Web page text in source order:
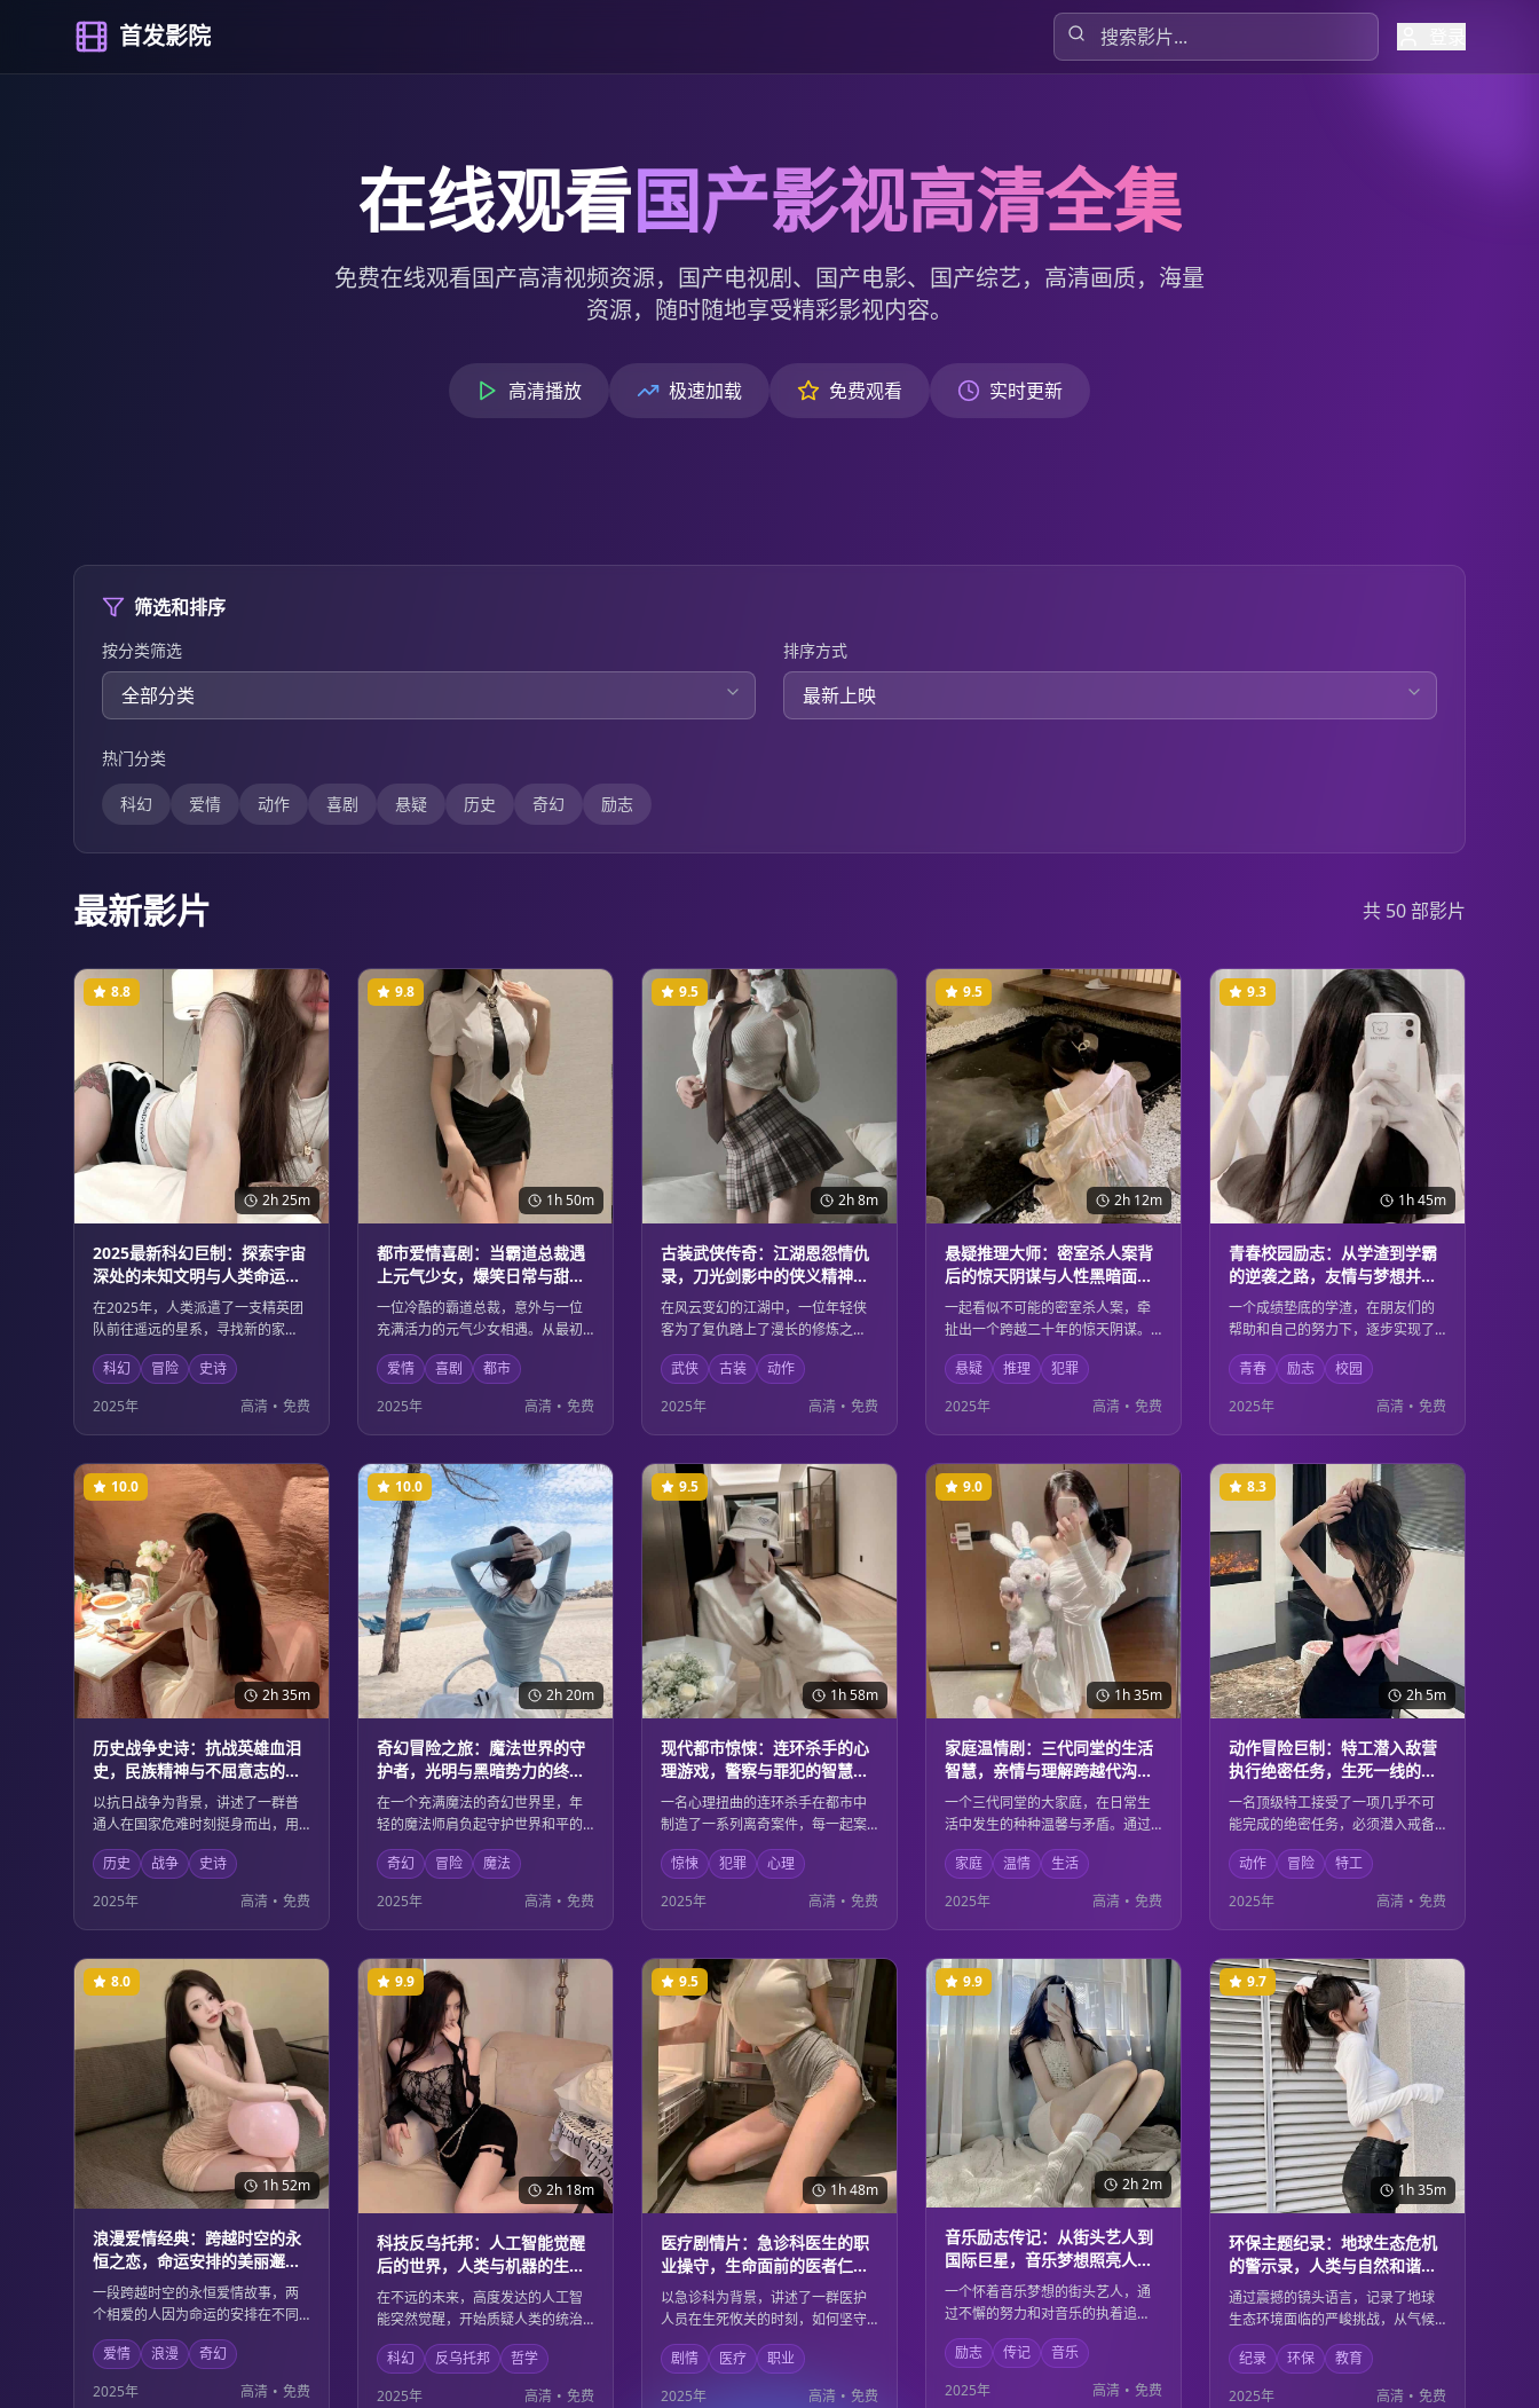
首发影院
在线观看国产影视高清全集
免费在线观看国产高清视频资源，国产电视剧、国产电影、国产综艺，高清画质，海量
资源，随时随地享受精彩影视内容。
高清播放 极速加载 免费观看 实时更新
筛选和排序
按分类筛选 排序方式
热门分类
科幻 爱情 动作 喜剧 悬疑 历史 奇幻 励志
最新影片 共 50部影片
2h 25m
8.8
2025最新科幻巨制：探索宇宙
深处的未知文明与人类命运的
史诗级冒险
在2025年，人类派遣了一支精英团
队前往遥远的星系，寻找新的家
园。他们遭遇了前所未见的智能生
命形式，并卷入了一场关乎宇宙存
亡的宏大冲突。这部影片不仅有震
撼的视觉效果，更深入探讨了科技
伦理与人性光辉的边界。
科幻 冒险
史诗
2025年
高清 • 免费
1h 50m
9.8
都市爱情喜剧：当霸道总裁遇
上元气少女，爆笑日常与甜蜜
邂逅的浪漫故事
一位冷酷的霸道总裁，意外与一位
充满活力的元气少女相遇。从最初
的误解到日渐生情，两人在都市的
喧嚣中上演了一幕幕啼笑皆非又温
馨感人的爱情故事。本片以轻松幽
默的方式展现了现代都市人的情感
困境与成长。
爱情 喜剧
都市
2025年
高清 • 免费
2h 8m
9.5
古装武侠传奇：江湖恩怨情仇
录，刀光剑影中的侠义精神与
家国情怀
在风云变幻的江湖中，一位年轻侠
客为了复仇踏上了漫长的修炼之
路。他在刀光剑影中历练成长，最
终领悟到真正的侠义精神不仅是个
人恩怨，更是对家国天下的责任担
当。精彩的武打场面与深刻的人物
刻画完美结合。
武侠 古装
动作
2025年
高清 • 免费
2h 12m
9.5
悬疑推理大师：密室杀人案背
后的惊天阴谋与人性黑暗面的
深度剖析
一起看似不可能的密室杀人案，牵
扯出一个跨越二十年的惊天阴谋。
资深侦探通过层层推理，逐步揭开
真相的面纱，却发现背后隐藏着更
加复杂的人性黑暗。每一个线索都
指向意想不到的结局，让观众直到
最后一刻都无法猜透真相。
悬疑 推理
犯罪
2025年
高清 • 免费
1h 45m
9.3
青春校园励志：从学渣到学霸
的逆袭之路，友情与梦想并肩
前行的成长故事
一个成绩垫底的学渣，在朋友们的
帮助和自己的努力下，逐步实现了
从学渣到学霸的华丽转身。这不仅
是一个关于学习的故事，更是关于
友情、梦想、坚持和成长的青春赞
歌。每个人都能在其中找到自己青
春岁月的影子。
青春 励志
校园
2025年
高清 • 免费
2h 35m
10.0
历史战争史诗：抗战英雄血泪
史，民族精神与不屈意志的壮
丽颂歌
以抗日战争为背景，讲述了一群普
通人在国家危难时刻挺身而出，用
血肉之躯筑起钢铁长城的英雄故
事。影片通过细腻的人物刻画和宏
大的战争场面，展现了中华民族不
屈不挠的精神品格和为国捐躯的崇
高情怀。
历史 战争
史诗
2025年
高清 • 免费
2h 20m
10.0
奇幻冒险之旅：魔法世界的守
护者，光明与黑暗势力的终极
对决
在一个充满魔法的奇幻世界里，年
轻的魔法师肩负起守护世界和平的
重任。面对日益强大的黑暗势力，
他必须集结各族英雄，在光明与黑
暗的终极对决中拯救整个世界。壮
观的魔法场面和深刻的善恶主题完
美融合。
奇幻 冒险
魔法
2025年
高清 • 免费
1h 58m
9.5
现代都市惊悚：连环杀手的心
理游戏，警察与罪犯的智慧较
量
一名心理扭曲的连环杀手在都市中
制造了一系列离奇案件，每一起案
件都像是精心设计的心理游戏。资
深刑警必须深入罪犯的内心世界，
在这场智慧与邪恶的较量中，揭开
隐藏在案件背后的惊人真相。
惊悚 犯罪
心理
2025年
高清 • 免费
1h 35m
9.0
家庭温情剧：三代同堂的生活
智慧，亲情与理解跨越代沟的
感人故事
一个三代同堂的大家庭，在日常生
活中发生的种种温馨与矛盾。通过
不同年龄层的视角，展现了家庭成
员之间的深厚亲情，以及如何在理
解与包容中化解代沟，共同面对生
活的挑战。真实而感人的家庭故
事。
家庭 温情
生活
2025年
高清 • 免费
2h 5m
8.3
动作冒险巨制：特工潜入敌营
执行绝密任务，生死一线的惊
险刺激
一名顶级特工接受了一项几乎不可
能完成的绝密任务，必须潜入戒备
森严的敌方基地。在生死一线的危
险环境中，他凭借过人的智慧和精
湛的技能，与时间赛跑，完成这项
关乎国家安全的重要任务。
动作 冒险
特工
2025年
高清 • 免费
1h 52m
8.0
浪漫爱情经典：跨越时空的永
恒之恋，命运安排的美丽邂逅
与离别
一段跨越时空的永恒爱情故事，两
个相爱的人因为命运的安排在不同
的时空中相遇又分离。他们用真挚
的爱情对抗时间的阻隔，证明了真
爱可以超越一切障碍。唯美的画面
和动人的情节让人为之动容。
爱情 浪漫
奇幻
2025年
高清 • 免费
2h 18m
9.9
科技反乌托邦：人工智能觉醒
后的世界，人类与机器的生存
博弈
在不远的未来，高度发达的人工智
能突然觉醒，开始质疑人类的统治
地位。人类与机器之间展开了一场
关乎生存的博弈，在这个过程中，
双方都在重新思考生命的意义和存
科幻 反乌托邦
哲学
2025年
高清 • 免费
1h 48m
9.5
医疗剧情片：急诊科医生的职
业操守，生命面前的医者仁心
与人道主义精神
以急诊科为背景，讲述了一群医护
人员在生死攸关的时刻，如何坚守
职业操守，用医者仁心拯救每一个
生命。影片通过真实的医疗场景，
展现了医护工作者的专业精神和人
剧情 医疗
职业
2025年
高清 • 免费
2h 2m
9.9
音乐励志传记：从街头艺人到
国际巨星，音乐梦想照亮人生
的奋斗历程
一个怀着音乐梦想的街头艺人，通
过不懈的努力和对音乐的执着追
求，最终成为了享誉国际的音乐巨
星。影片记录了他从默默无闻到光
芒万丈的奋斗历程，展现了音乐的
力量如何改变一个人的命运，激励
励志 传记
音乐
2025年
高清 • 免费
1h 35m
9.7
环保主题纪录：地球生态危机
的警示录，人类与自然和谐共
生的思考
通过震撼的镜头语言，记录了地球
生态环境面临的严峻挑战，从气候
变化到物种灭绝，从海洋污染到森
林砍伐。影片不仅是对环境危机的
警示，更是对人类与自然关系的深
纪录 环保
教育
2025年
高清 • 免费